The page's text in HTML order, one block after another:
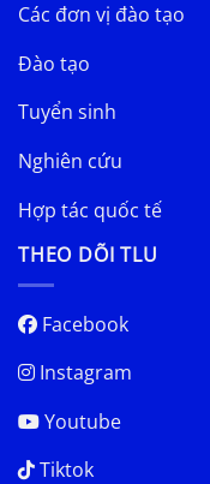
Các đơn vị đào tạo
Đào tạo
Tuyển sinh
Nghiên cứu
Hợp tác quốc tế
THEO DÕI TLU
Facebook
Instagram
Youtube
Tiktok